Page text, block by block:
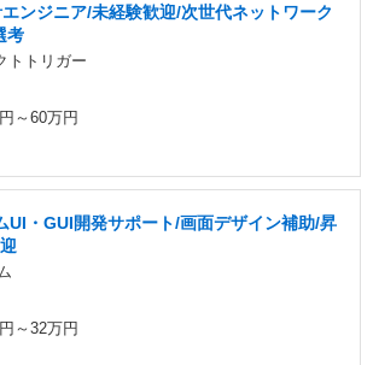
ンジニア/未経験歓迎/次世代ネットワーク
考
トトリガー
～60万円
UI・GUI開発サポート/画面デザイン補助/昇
～32万円